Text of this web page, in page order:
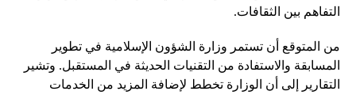
التفاهم بين الثقافات.
من المتوقع أن تستمر وزارة الشؤون الإسلامية في تطوير
المسابقة والاستفادة من التقنيات الحديثة في المستقبل. وتشير
التقارير إلى أن الوزارة تخطط لإضافة المزيد من الخدمات